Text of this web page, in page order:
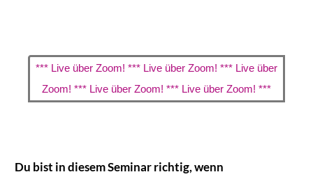
*** Live über Zoom! *** Live über Zoom! *** Live über
Zoom! *** Live über Zoom! *** Live über Zoom! ***
Du bist in diesem Seminar richtig, wenn